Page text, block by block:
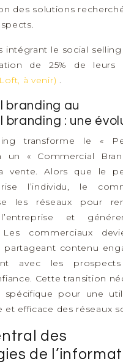
des solutions
intégrant le social
de 25% de leurs
à venir) .
branding au
branding : une
transforme le «
un « Commercial
vente. Alors que le
l’individu, le
les réseaux pour
et
commerciaux
partageant contenu
avec les
Cette transition
spécifique pour une
et efficace des réseaux
des
de